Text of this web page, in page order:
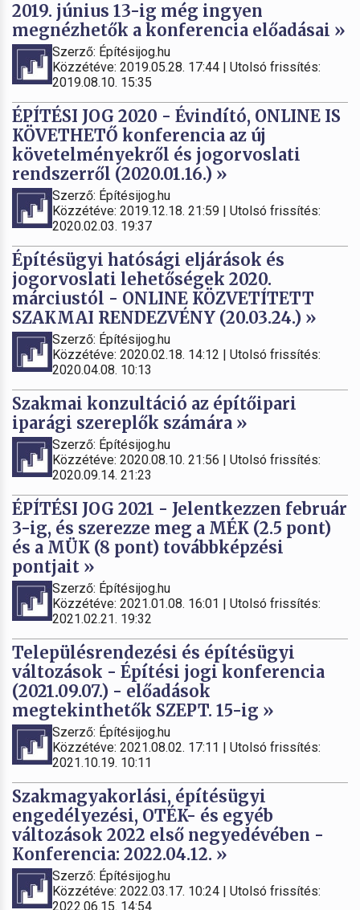
2019. június 13-ig még ingyen
megnézhetők a konferencia előadásai »
Szerző: Építésijog.hu
Közzétéve: 2019.05.28. 17:44 | Utolsó frissítés:
2019.08.10. 15:35
ÉPÍTÉSI JOG 2020 - Évindító, ONLINE IS
KÖVETHETŐ konferencia az új
követelményekről és jogorvoslati
rendszerről (2020.01.16.) »
Szerző: Építésijog.hu
Közzétéve: 2019.12.18. 21:59 | Utolsó frissítés:
2020.02.03. 19:37
Építésügyi hatósági eljárások és
jogorvoslati lehetőségek 2020.
márciustól - ONLINE KÖZVETÍTETT
SZAKMAI RENDEZVÉNY (20.03.24.) »
Szerző: Építésijog.hu
Közzétéve: 2020.02.18. 14:12 | Utolsó frissítés:
2020.04.08. 10:13
Szakmai konzultáció az építőipari
iparági szereplők számára »
Szerző: Építésijog.hu
Közzétéve: 2020.08.10. 21:56 | Utolsó frissítés:
2020.09.14. 21:23
ÉPÍTÉSI JOG 2021 - Jelentkezzen február
3-ig, és szerezze meg a MÉK (2.5 pont)
és a MÜK (8 pont) továbbképzési
pontjait »
Szerző: Építésijog.hu
Közzétéve: 2021.01.08. 16:01 | Utolsó frissítés:
2021.02.21. 19:32
Településrendezési és építésügyi
változások - Építési jogi konferencia
(2021.09.07.) - előadások
megtekinthetők SZEPT. 15-ig »
Szerző: Építésijog.hu
Közzétéve: 2021.08.02. 17:11 | Utolsó frissítés:
2021.10.19. 10:11
Szakmagyakorlási, építésügyi
engedélyezési, OTÉK- és egyéb
változások 2022 első negyedévében -
Konferencia: 2022.04.12. »
Szerző: Építésijog.hu
Közzétéve: 2022.03.17. 10:24 | Utolsó frissítés:
2022.06.15. 14:54